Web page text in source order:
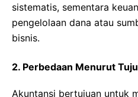
sistematis, sementara
pengelolaan dana atau
bisnis.
2. Perbedaan Menurut
Akuntansi bertujuan untuk